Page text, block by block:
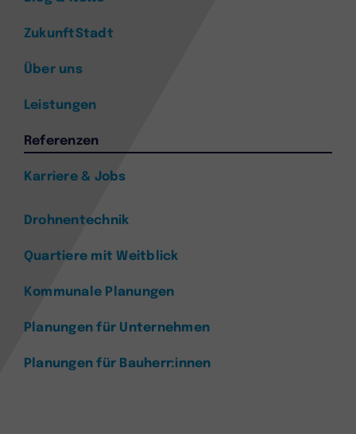
ZukunftStadt
Über uns
Leistungen
Referenzen
Karriere & Jobs
Drohnentechnik
Quartiere mit Weitblick
Kommunale Planungen
Planungen für Unternehmen
Planungen für Bauherr:innen